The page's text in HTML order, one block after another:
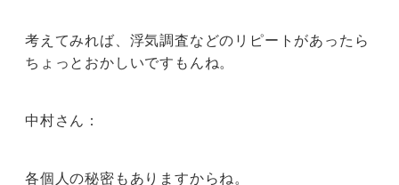
考えてみれば、浮気調査などのリピートがあったら
ちょっとおかしいですもんね。
中村さん：
各個人の秘密もありますからね。